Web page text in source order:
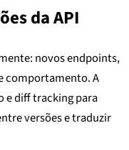
da API
novos endpoints,
comportamento. A
e diff tracking para
versões e traduzir